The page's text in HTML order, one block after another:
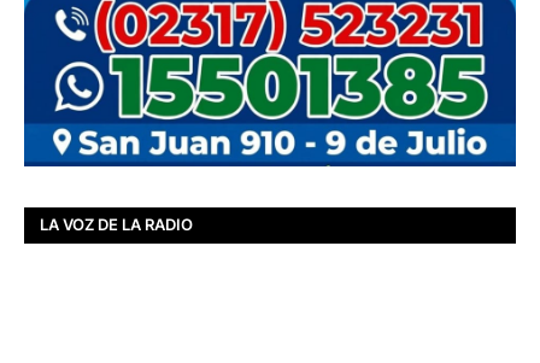
LA VOZ DE LA RADIO